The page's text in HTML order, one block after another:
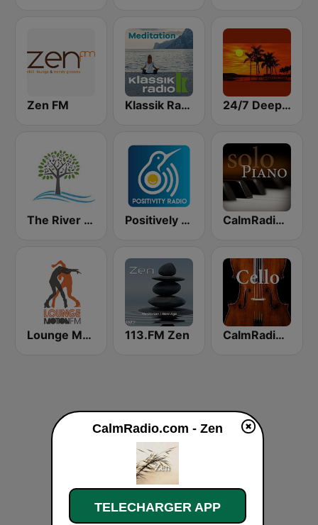
Zen FM Klassik Radio Meditation 24/7 Deep Sleep Music Relaxing Music Insomnia Sleep Relaxing Music Study Sleep Meditation
The River of Calm Positively Meditation CalmRadio.com - Solo Piano
Lounge Motion FM 113.FM Zen CalmRadio.com - Cello
CalmRadio.com - Zen
TELECHARGER APP